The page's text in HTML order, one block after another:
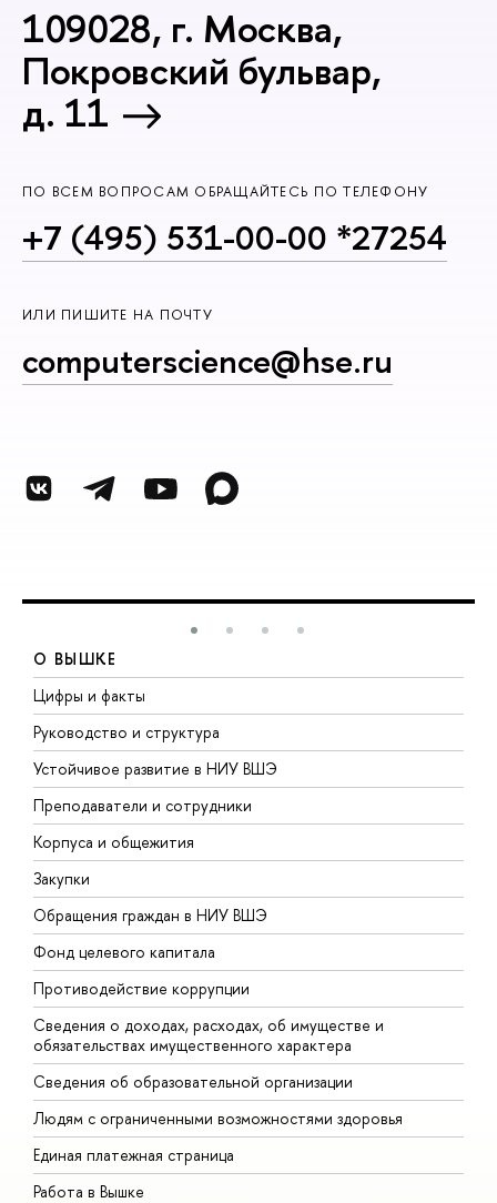
109028, г. Москва,
Покровский бульвар,
д. 11
ПО ВСЕМ ВОПРОСАМ ОБРАЩАЙТЕСЬ ПО ТЕЛЕФОНУ
+7 (495) 531-00-00 *27254
ИЛИ ПИШИТЕ НА ПОЧТУ
computerscience@hse.ru
О ВЫШКЕ
Цифры и факты
Руководство и структура
Устойчивое развитие в НИУ ВШЭ
Преподаватели и сотрудники
Корпуса и общежития
Закупки
Обращения граждан в НИУ ВШЭ
Фонд целевого капитала
Противодействие коррупции
Сведения о доходах, расходах, об имуществе и
обязательствах имущественного характера
Сведения об образовательной организации
Людям с ограниченными возможностями здоровья
Единая платежная страница
Работа в Вышке